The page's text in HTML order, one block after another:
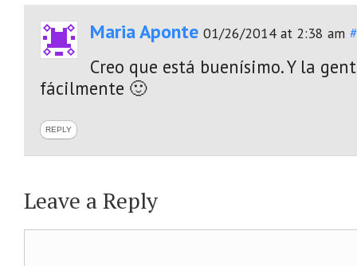
Maria Aponte 01/26/2014 at 2:38 am #
Creo que está buenísimo. Y la
fácilmente 🙂
REPLY
Leave a Reply